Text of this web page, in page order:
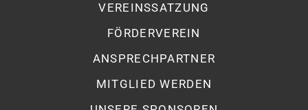
VEREINSSATZUNG
FÖRDERVEREIN
ANSPRECHPARTNER
MITGLIED WERDEN